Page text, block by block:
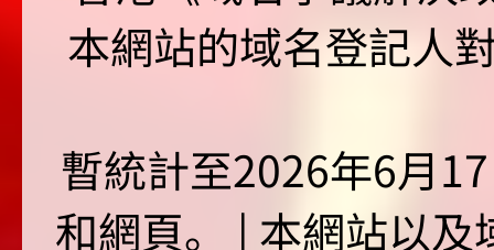
本網站的域名登記人
暫統計至2026年6月
和網頁。 | 本網站以